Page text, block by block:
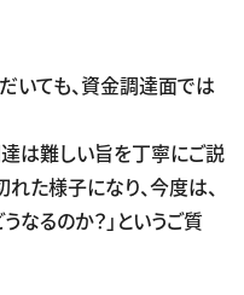
いても、資金調達面では
は難しい旨を丁寧にご説
れた様子になり、今度は、
なるのか？」というご質